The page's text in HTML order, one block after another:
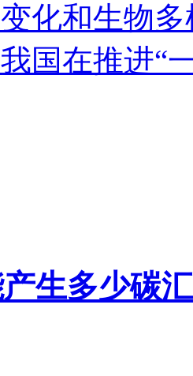
化和生物
国在推进“
生多少碳